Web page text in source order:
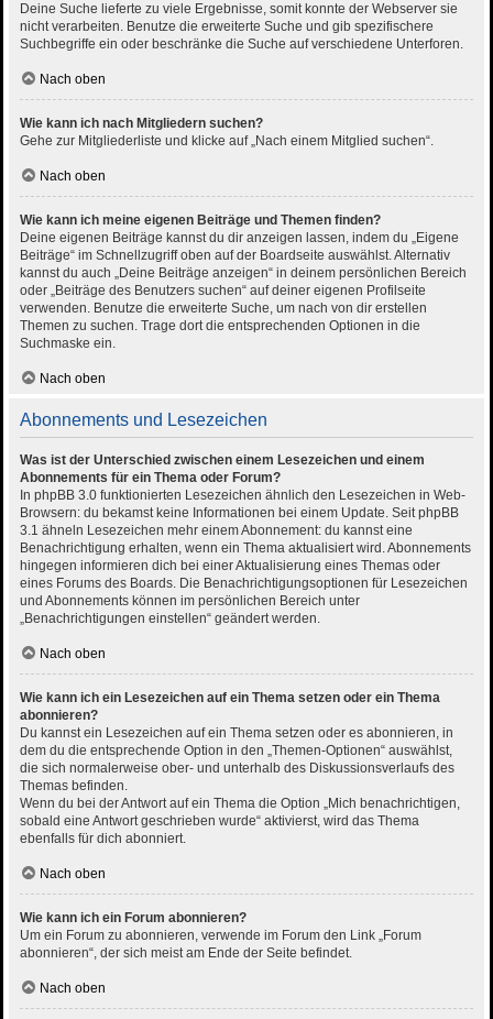
Deine Suche lieferte zu viele Ergebnisse, somit konnte der Webserver sie
nicht verarbeiten. Benutze die erweiterte Suche und gib spezifischere
Suchbegriffe ein oder beschränke die Suche auf verschiedene Unterforen.
Nach oben
Wie kann ich nach Mitgliedern suchen?
Gehe zur Mitgliederliste und klicke auf „Nach einem Mitglied suchen“.
Nach oben
Wie kann ich meine eigenen Beiträge und Themen finden?
Deine eigenen Beiträge kannst du dir anzeigen lassen, indem du „Eigene
Beiträge“ im Schnellzugriff oben auf der Boardseite auswählst. Alternativ
kannst du auch „Deine Beiträge anzeigen“ in deinem persönlichen Bereich
oder „Beiträge des Benutzers suchen“ auf deiner eigenen Profilseite
verwenden. Benutze die erweiterte Suche, um nach von dir erstellen
Themen zu suchen. Trage dort die entsprechenden Optionen in die
Suchmaske ein.
Nach oben
Abonnements und Lesezeichen
Was ist der Unterschied zwischen einem Lesezeichen und einem
Abonnements für ein Thema oder Forum?
In phpBB 3.0 funktionierten Lesezeichen ähnlich den Lesezeichen in Web-
Browsern: du bekamst keine Informationen bei einem Update. Seit phpBB
3.1 ähneln Lesezeichen mehr einem Abonnement: du kannst eine
Benachrichtigung erhalten, wenn ein Thema aktualisiert wird. Abonnements
hingegen informieren dich bei einer Aktualisierung eines Themas oder
eines Forums des Boards. Die Benachrichtigungsoptionen für Lesezeichen
und Abonnements können im persönlichen Bereich unter
„Benachrichtigungen einstellen“ geändert werden.
Nach oben
Wie kann ich ein Lesezeichen auf ein Thema setzen oder ein Thema
abonnieren?
Du kannst ein Lesezeichen auf ein Thema setzen oder es abonnieren, in
dem du die entsprechende Option in den „Themen-Optionen“ auswählst,
die sich normalerweise ober- und unterhalb des Diskussionsverlaufs des
Themas befinden.
Wenn du bei der Antwort auf ein Thema die Option „Mich benachrichtigen,
sobald eine Antwort geschrieben wurde“ aktivierst, wird das Thema
ebenfalls für dich abonniert.
Nach oben
Wie kann ich ein Forum abonnieren?
Um ein Forum zu abonnieren, verwende im Forum den Link „Forum
abonnieren“, der sich meist am Ende der Seite befindet.
Nach oben